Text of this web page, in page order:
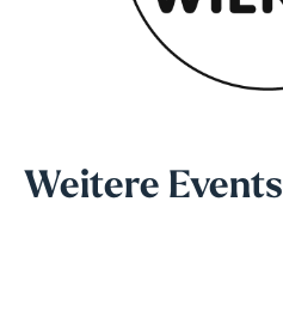
Weitere Events